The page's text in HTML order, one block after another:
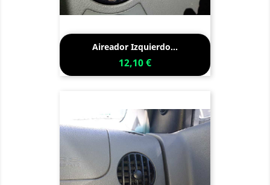
Aireador Izquierdo...
12,10 €